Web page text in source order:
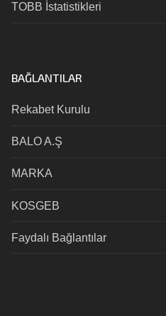
TOBB İstatistikleri
BAĞLANTILAR
Rekabet Kurulu
BALO A.Ş
MARKA
KOSGEB
Faydalı Bağlantılar